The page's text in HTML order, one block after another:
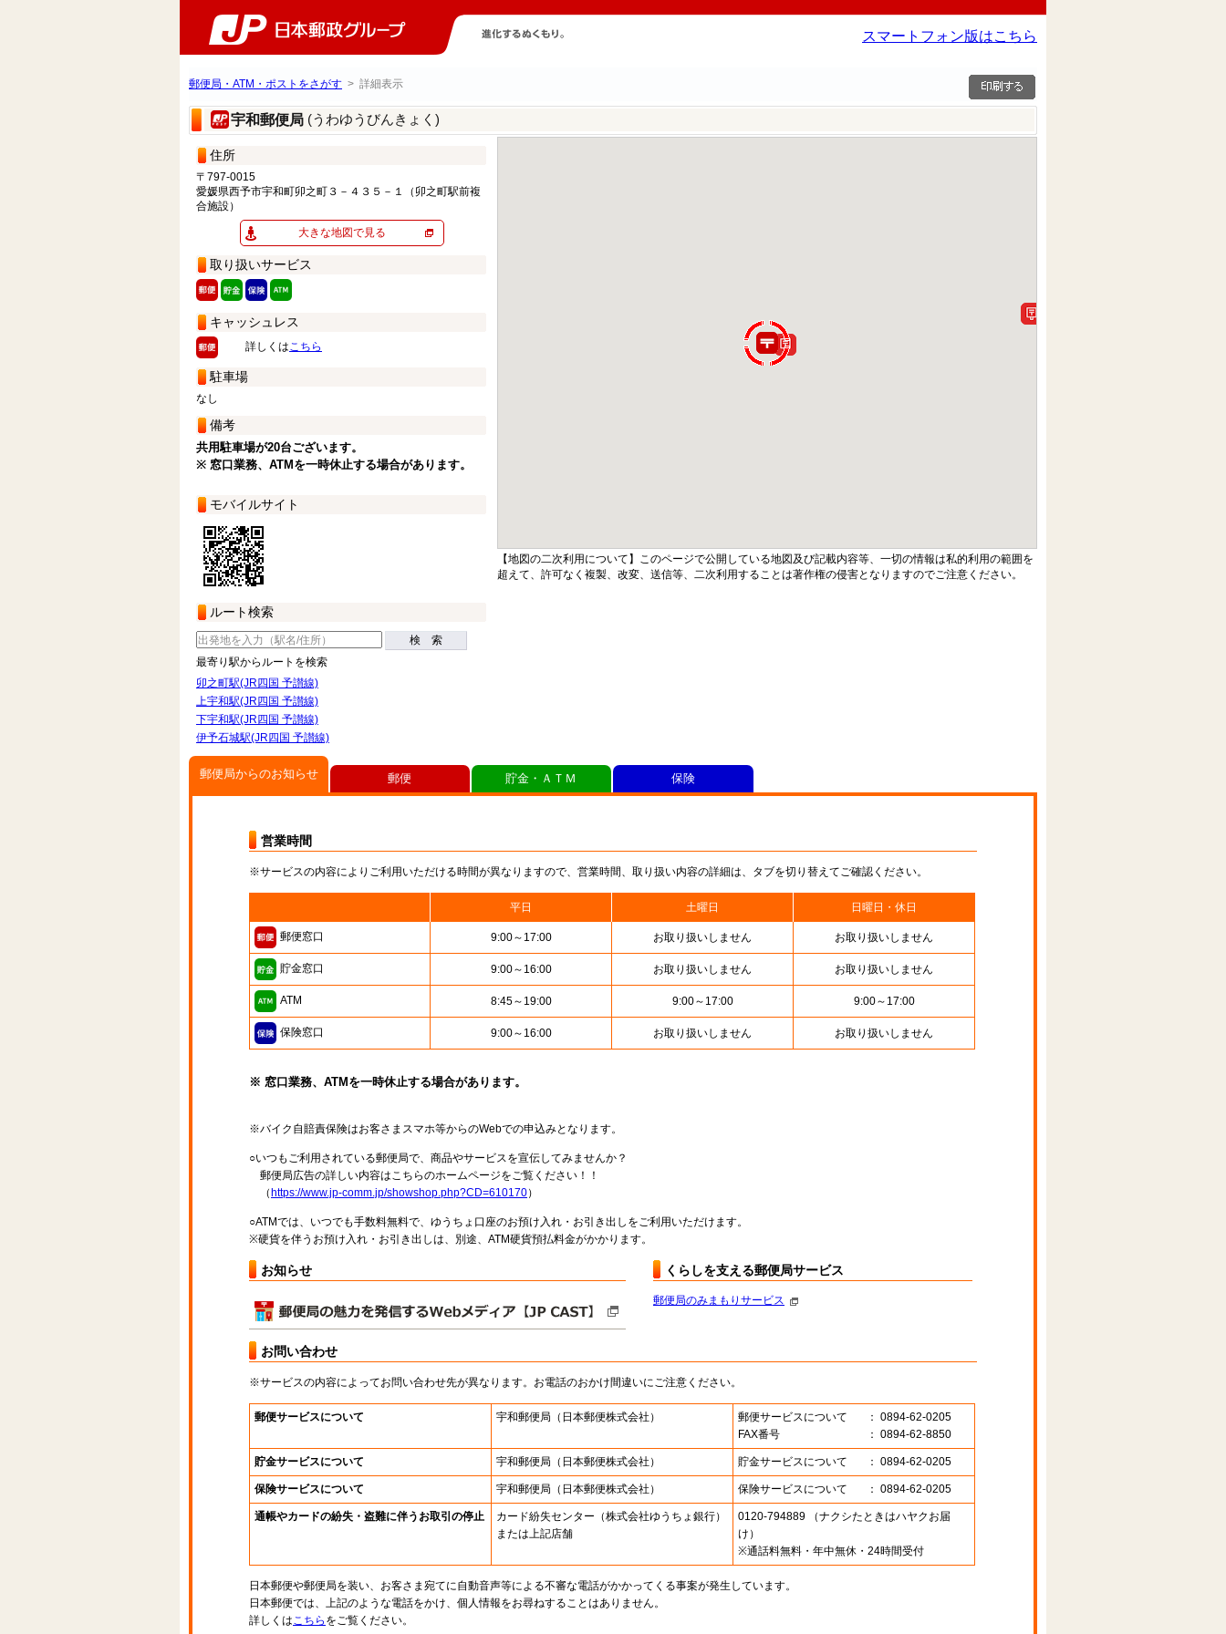
スマートフォン版はこちら
郵便局・ATM・ポストをさがす > 詳細表示
宇和郵便局 (うわゆうびんきょく)
住所
〒797-0015
愛媛県西予市宇和町卯之町３－４３５－１（卯之町駅前複
合施設）
大きな地図で見る
取り扱いサービス
キャッシュレス
詳しくはこちら
駐車場
なし
備考
共用駐車場が20台ございます。
※ 窓口業務、ATMを一時休止する場合があります。
モバイルサイト
ルート検索
検 索
最寄り駅からルートを検索
卯之町駅(JR四国 予讃線)
上宇和駅(JR四国 予讃線)
下宇和駅(JR四国 予讃線)
伊予石城駅(JR四国 予讃線)
【地図の二次利用について】このページで公開している地図及び記載内容等、一切の情報は私的利用の範囲を
超えて、許可なく複製、改変、送信等、二次利用することは著作権の侵害となりますのでご注意ください。
郵便局からのお知らせ
営業時間
※サービスの内容によりご利用いただける時間が異なりますので、営業時間、取り扱い内容の詳細は、タブを切り替えてご確認ください。
平日 土曜日 日曜日・休日
郵便窓口 9:00～17:00 お取り扱いしません お取り扱いしません
貯金窓口 9:00～16:00 お取り扱いしません お取り扱いしません
ATM 8:45～19:00 9:00～17:00 9:00～17:00
保険窓口 9:00～16:00 お取り扱いしません お取り扱いしません
※ 窓口業務、ATMを一時休止する場合があります。
※バイク自賠責保険はお客さまスマホ等からのWebでの申込みとなります。
○いつもご利用されている郵便局で、商品やサービスを宣伝してみませんか？
郵便局広告の詳しい内容はこちらのホームページをご覧ください！！
（ https://www.jp-comm.jp/showshop.php?CD=610170）
○ATMでは、いつでも手数料無料で、ゆうちょ口座のお預け入れ・お引き出しをご利用いただけます。
※硬貨を伴うお預け入れ・お引き出しは、別途、ATM硬貨預払料金がかかります。
お知らせ くらしを支える郵便局サービス
郵便局のみまもりサービス
お問い合わせ
※サービスの内容によってお問い合わせ先が異なります。お電話のおかけ間違いにご注意ください。
郵便サービスについて 宇和郵便局 （日本郵便株式会社） 郵便サービスについて
： 0894-62-0205
FAX番号
： 0894-62-8850
貯金サービスについて 宇和郵便局 （日本郵便株式会社） 貯金サービスについて ： 0894-62-0205
保険サービスについて 宇和郵便局 （日本郵便株式会社） 保険サービスについて ： 0894-62-0205
通帳やカードの紛失・盗難に伴うお取引の停止 カード紛失センター （株式会社ゆうちょ銀行）
または上記店舗
0120-794889 （ナクシたときはハヤクお届
け）
※通話料無料・年中無休・24時間受付
日本郵便や郵便局を装い、お客さま宛てに自動音声等による不審な電話がかかってくる事案が発生しています。
日本郵便では、上記のような電話をかけ、個人情報をお尋ねすることはありません。
詳しくはこちら をご覧ください。
郵便 貯金・ＡＴＭ 保険